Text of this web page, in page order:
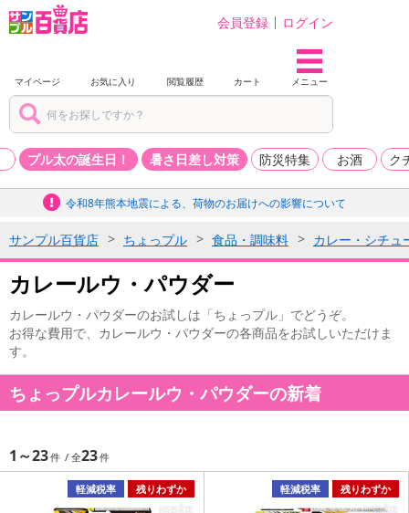
会員登録 ログイン
マイページ お気に入り 閲覧履歴 カート メニュー
プル太の誕生日！ 暑さ日差し対策 防災特集 お酒 ク
令和8年熊本地震による、荷物のお届けへの影響について
サンプル百貨店 ちょっプル 食品・調味料 カレー・シチュ
カレールウ・パウダー
カレールウ・パウダーのお試しは「ちょっプル」でどうぞ。
お得な費用で、カレールウ・パウダーの各商品をお試しいただけま
す。
ちょっプルカレールウ・パウダーの新着
1～23 23
軽減税率 残りわずか 軽減税率 残りわずか